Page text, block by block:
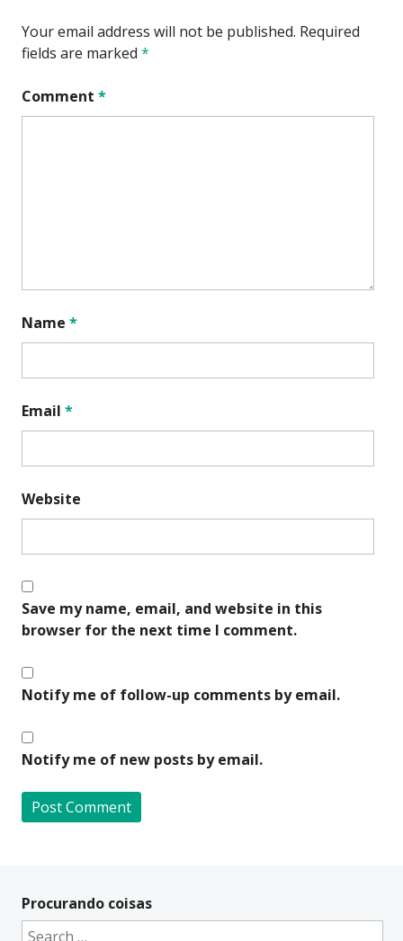
Your email address will not be published. Required
fields are marked *
Comment *
Name *
Email *
Website
Save my name, email, and website in this
browser for the next time I comment.
Notify me of follow-up comments by email.
Notify me of new posts by email.
t
e
Procurando coisas
Search